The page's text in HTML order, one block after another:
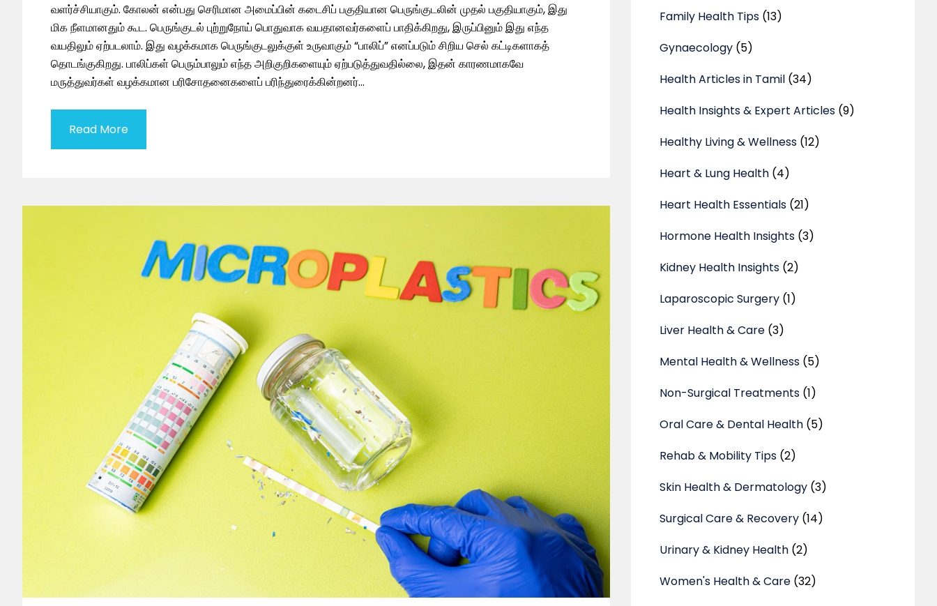
வளர்ச்சியாகும். கோலன் என்பது செரிமான அமைப்பின் கடைசிப் பகுதியான பெருங்குடலின் முதல் பகுதியாகும், இது
மிக நீளமானதும் கூட. பெருங்குடல் புற்றுநோய் பொதுவாக வயதானவர்களைப் பாதிக்கிறது, இருப்பினும் இது எந்த
வயதிலும் ஏற்படலாம். இது வழக்கமாக பெருங்குடலுக்குள் உருவாகும் “பாலிப்” எனப்படும் சிறிய செல் கட்டிகளாகத்
தொடங்குகிறது. பாலிப்கள் பெரும்பாலும் எந்த அறிகுறிகளையும் ஏற்படுத்துவதில்லை, இதன் காரணமாகவே
மருத்துவர்கள் வழக்கமான பரிசோதனைகளைப் பரிந்துரைக்கின்றனர்…
Read More
Family Health Tips (13)
Gynaecology (5)
Health Articles in Tamil (34)
Health Insights & Expert Articles (9)
Healthy Living & Wellness (12)
Heart & Lung Health (4)
Heart Health Essentials (21)
Hormone Health Insights (3)
Kidney Health Insights (2)
Laparoscopic Surgery (1)
Liver Health & Care (3)
Mental Health & Wellness (5)
Non-Surgical Treatments (1)
Oral Care & Dental Health (5)
Rehab & Mobility Tips (2)
Skin Health & Dermatology (3)
Surgical Care & Recovery (14)
Urinary & Kidney Health (2)
Women's Health & Care (32)